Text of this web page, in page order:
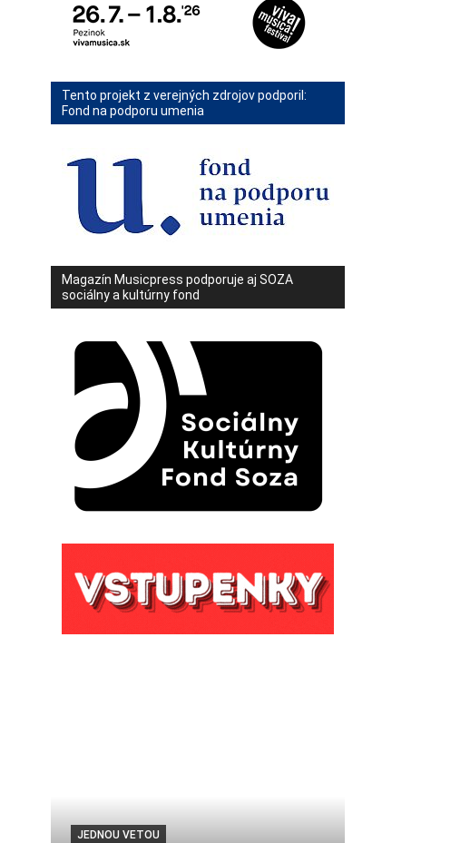
Tento projekt z verejných zdrojov podporil:
Fond na podporu umenia
Magazín Musicpress podporuje aj SOZA
sociálny a kultúrny fond
JEDNOU VETOU